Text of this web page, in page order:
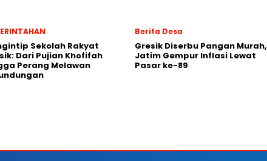
Sekolah Rakyat
Dari Pujian Khofifah
Perang Melawan
Berita Desa
Gresik Diserbu Pangan Murah,
Jatim Gempur Inflasi Lewat
Pasar ke-89